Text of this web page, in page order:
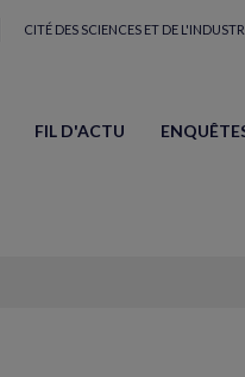
CITÉ DES SCIENCES ET DE
FIL D'ACTU